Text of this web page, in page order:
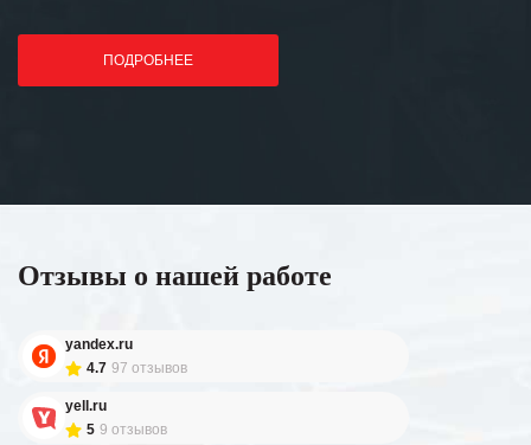
ПОДРОБНЕЕ
Отзывы о нашей работе
yandex.ru
4.7 97 отзывов
yell.ru
5 9 отзывов